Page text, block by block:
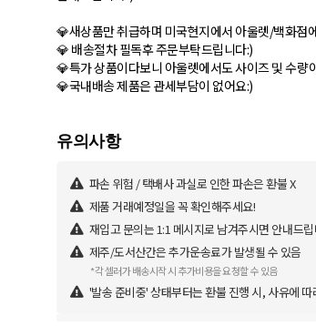
💎새상품만 취급하며 미국현지에서 아울렛/백화점
💎 배송절차 필독후 주문부탁드립니다:)
💎특가 상품이다보니 아울렛에서도 사이즈 및 수
💎국내배송 제품은 관세부담이 없어요:)
유의사항
파손 위험 / 택배사 과실로 인한 파손은 환불 X
제품 거래예정일을 꼭 확인해주세요!
재입고 문의는 1:1 메시지로 남겨주시면 안내드
제주/도서산간은 추가운송료가 발생될 수 있음
*각 셀러가 배송시작 시 추가비용을 요청할 수 있음
'발송 준비중' 상태부터는 환불 진행 시, 사유에